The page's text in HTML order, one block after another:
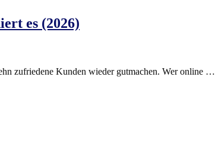
es (2026)
zufriedene Kunden wieder gutmachen. Wer online …